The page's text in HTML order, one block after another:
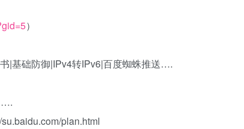
）
|基础防御|IPv4转IPv6|百度蜘蛛推送….
plan.html